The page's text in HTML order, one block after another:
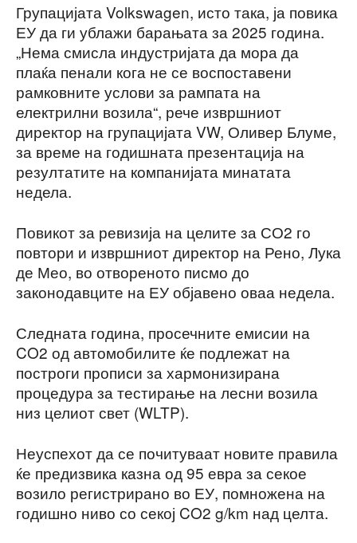
Групацијата Volkswagen, исто така, ја повика
ЕУ да ги ублажи барањата за 2025 година.
„Нема смисла индустријата да мора да
плаќа пенали кога не се воспоставени
рамковните услови за рампата на
електрилни возила“, рече извршниот
директор на групацијата VW, Оливер Блуме,
за време на годишната презентација на
резултатите на компанијата минатата
недела.
Повикот за ревизија на целите за СО2 го
повтори и извршниот директор на Рено, Лука
де Мео, во отвореното писмо до
законодавците на ЕУ објавено оваа недела.
Следната година, просечните емисии на
CO2 од автомобилите ќе подлежат на
построги прописи за хармонизирана
процедура за тестирање на лесни возила
низ целиот свет (WLTP).
Неуспехот да се почитуваат новите правила
ќе предизвика казна од 95 евра за секое
возило регистрирано во ЕУ, помножена на
годишно ниво со секој CO2 g/km над целта.